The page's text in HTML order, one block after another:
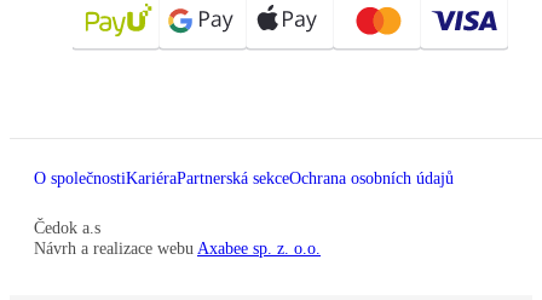
O společnostiKariéraPartnerská sekceOchrana osobních údajů
Čedok a.s
Návrh a realizace webu Axabee sp. z. o.o.